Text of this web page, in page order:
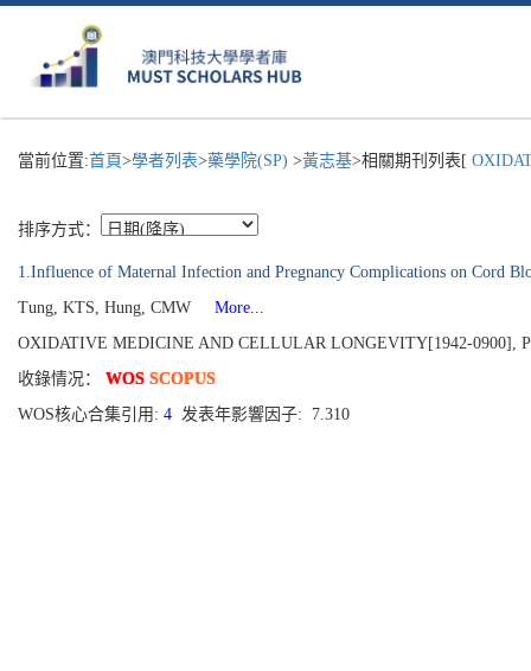
當前位置:首頁>學者列表>藥學院(SP) >黃志基>相關期刊列表[
排序方式：
1.Influence of Maternal Infection and Pregnancy Complications on Cord
Tung, KTS, Hung, CMW
More...
OXIDATIVE MEDICINE AND CELLULAR LONGEVITY[1942-0900],
收錄情况： WOS SCOPUS
WOS核心合集引用: 4 发表年影響因子: 7.310